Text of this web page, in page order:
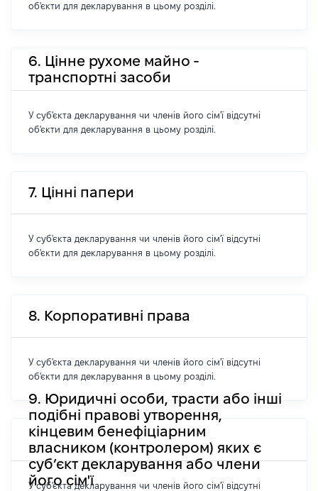
об'єкти для декларування в цьому розділі.
6. Цінне рухоме майно -
транспортні засоби
У суб'єкта декларування чи членів його сім'ї відсутні
об'єкти для декларування в цьому розділі.
7. Цінні папери
У суб'єкта декларування чи членів його сім'ї відсутні
об'єкти для декларування в цьому розділі.
8. Корпоративні права
У суб'єкта декларування чи членів його сім'ї відсутні
об'єкти для декларування в цьому розділі.
9. Юридичні особи, трасти або інші
подібні правові утворення,
кінцевим бенефіціарним
власником (контролером) яких є
суб’єкт декларування або члени
його сім'ї
У суб'єкта декларування чи членів його сім'ї відсутні